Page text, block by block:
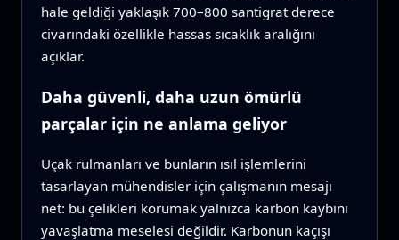
hale geldiği yaklaşık 700–800 santigrat derece
civarındaki özellikle hassas sıcaklık aralığını
açıklar.
Daha güvenli, daha uzun ömürlü
parçalar için ne anlama geliyor
Uçak rulmanları ve bunların ısıl işlemlerini
tasarlayan mühendisler için çalışmanın mesajı
net: bu çelikleri korumak yalnızca karbon kaybını
yavaşlatma meselesi değildir. Karbonun kaçışı